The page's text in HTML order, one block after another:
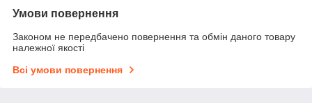
Умови повернення
Законом не передбачено повернення та обмін даного товару
належної якості
Всі умови повернення